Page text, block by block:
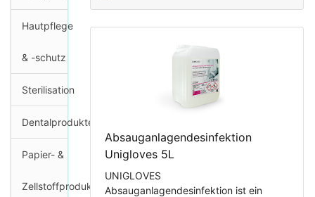
Hautpflege
& -schutz
Sterilisation
Dentalprodukte
Papier- &
Zellstoffprodukte
Absauganlagendesinfektion
Unigloves 5L
UNIGLOVES
Absauganlagendesinfektion ist ein